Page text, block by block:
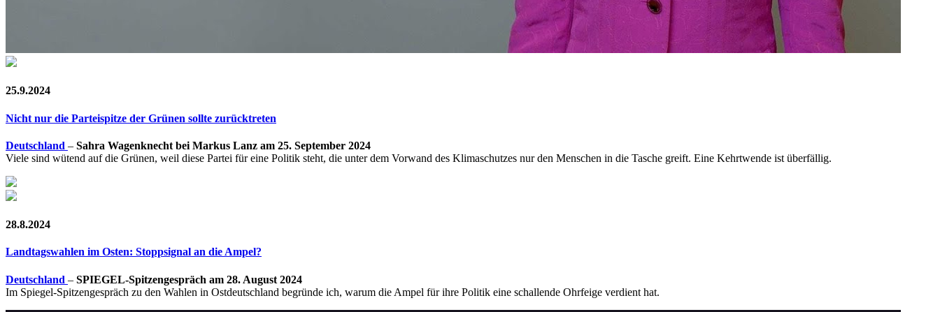
25.9.2024
Nicht nur die Parteispitze der Grünen sollte zurücktreten
Deutschland – Sahra Wagenknecht bei Markus Lanz am 25. September 2024
Viele sind wütend auf die Grünen, weil diese Partei für eine Politik steht, die unter dem Vorwand des Klimaschutzes nur den Menschen in die Tasche greift. Eine Kehrtwende ist überfällig.
28.8.2024
Landtagswahlen im Osten: Stoppsignal an die Ampel?
Deutschland – SPIEGEL-Spitzengespräch am 28. August 2024
Im Spiegel-Spitzengespräch zu den Wahlen in Ostdeutschland begründe ich, warum die Ampel für ihre Politik eine schallende Ohrfeige verdient hat.